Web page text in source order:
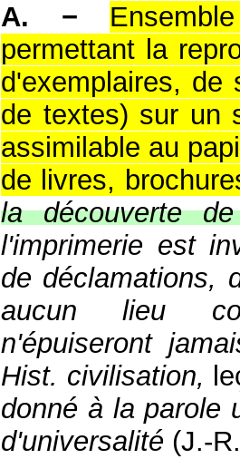
A. −
permettant la
d'exemplaires, de
de textes) sur un
assimilable au
de livres,
la découverte de
l'imprimerie est
de déclamations,
aucun lieu
n'épuiseront
Hist. civilisation,
donné à la parole
d'universalité (J.-